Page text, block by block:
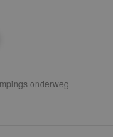
tussenstop
onderweg